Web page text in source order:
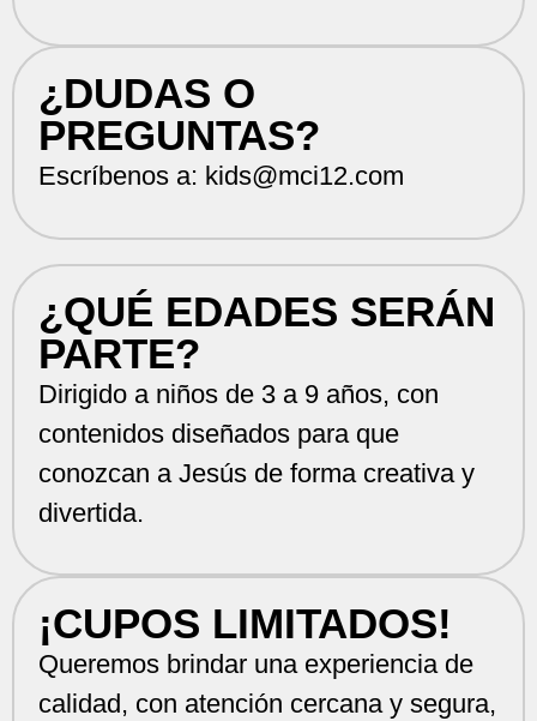
¿DUDAS O
PREGUNTAS?
Escríbenos a: kids@mci12.com
¿QUÉ EDADES SERÁN
PARTE?
Dirigido a niños de 3 a 9 años, con
contenidos diseñados para que
conozcan a Jesús de forma creativa y
divertida.
¡CUPOS LIMITADOS!
Queremos brindar una experiencia de
calidad, con atención cercana y segura,